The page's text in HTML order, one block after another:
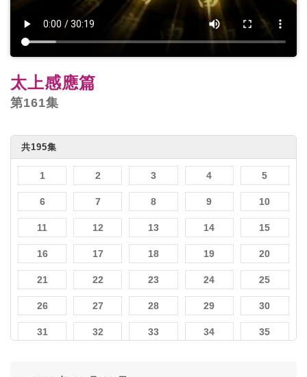
太上感應篇
第161集
共195集
1 2 3 4 5
6 7 8 9 10
11 12 13 14 15
16 17 18 19 20
21 22 23 24 25
26 27 28 29 30
31 32 33 34 35